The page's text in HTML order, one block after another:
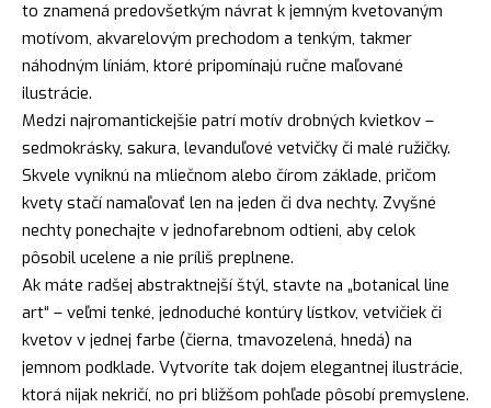
to znamená predovšetkým návrat k jemným kvetovaným
motívom, akvarelovým prechodom a tenkým, takmer
náhodným líniám, ktoré pripomínajú ručne maľované
ilustrácie.
Medzi najromantickejšie patrí motív drobných kvietkov –
sedmokrásky, sakura, levanduľové vetvičky či malé ružičky.
Skvele vyniknú na mliečnom alebo čírom základe, pričom
kvety stačí namaľovať len na jeden či dva nechty. Zvyšné
nechty ponechajte v jednofarebnom odtieni, aby celok
pôsobil ucelene a nie príliš preplnene.
Ak máte radšej abstraktnejší štýl, stavte na „botanical line
art“ – veľmi tenké, jednoduché kontúry lístkov, vetvičiek či
kvetov v jednej farbe (čierna, tmavozelená, hnedá) na
jemnom podklade. Vytvoríte tak dojem elegantnej ilustrácie,
ktorá nijak nekričí, no pri bližšom pohľade pôsobí premyslene.